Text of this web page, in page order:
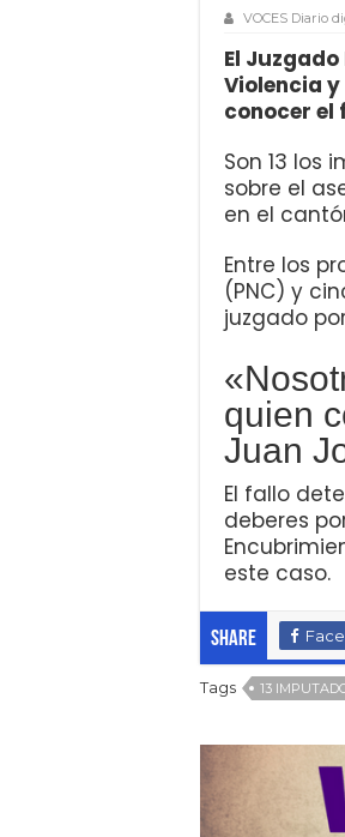
VOCES Diario
El
Violencia
conocer el
Son 13 los
sobre el
en el
Entre los
(PNC) y
juzgado
quien
Juan
El fallo
deberes
este caso.
Share
Tags 13